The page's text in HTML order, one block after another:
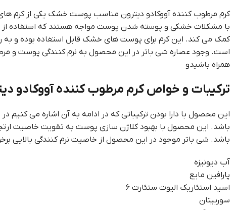
کرم مرطوب کننده آووکادو دیترون مناسب پوست خشک یکی از کرم
با مشکلات خشکی و پوسته شدن پوست مواجه هستند که استفاده از
کمک می کند. این کرم برای پوست های خشک قابل استفاده بوده و به
است. وجود عصاره شی باتر در این محصول به نرم کنندگی پوست و
همراه باشیدو
ترکیبات و خواص کرم مرطوب کننده
این محصول با دارا بودن ترکیباتی که در ادامه به آن اشاره می
باشد. این محصول با بهبود کلاژن سازی پوست به تقویت خاصیت
باشد. شی باتر موجود در این محصول از خاصیت نرم کنندگی بالایی
آب دیونیزه
پارافین مایع
اسید استئاریک الیوت ستئارت ۶
سوربیتان